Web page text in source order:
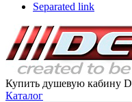
Separated link
Купить душевую кабину
Каталог